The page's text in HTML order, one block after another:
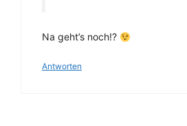
Na geht’s noch!?
Antworten